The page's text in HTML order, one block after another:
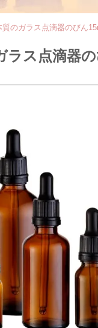
のガラス点滴器のびん
ス点滴器